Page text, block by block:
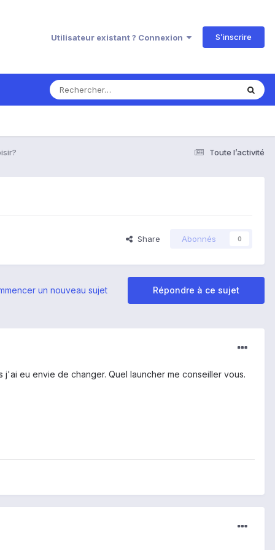
Utilisateur existant ? Connexion S’inscrire
Toute l’activité
Share Abonnés 0
Répondre à ce sujet
un nouveau sujet
eu envie de changer. Quel launcher me conseiller vous.